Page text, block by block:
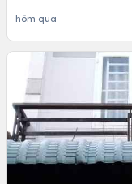
hôm qua